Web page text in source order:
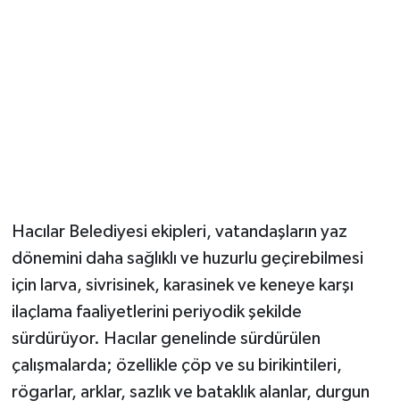
Hacılar Belediyesi ekipleri, vatandaşların yaz
dönemini daha sağlıklı ve huzurlu geçirebilmesi
için larva, sivrisinek, karasinek ve keneye karşı
ilaçlama faaliyetlerini periyodik şekilde
sürdürüyor. Hacılar genelinde sürdürülen
çalışmalarda; özellikle çöp ve su birikintileri,
rögarlar, arklar, sazlık ve bataklık alanlar, durgun